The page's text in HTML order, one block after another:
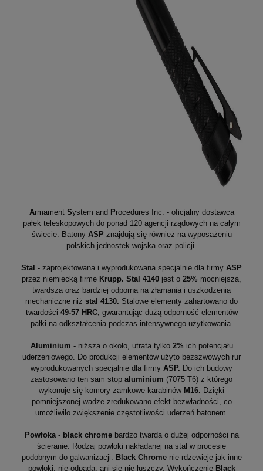
Armament System and Procedures Inc. - oficjalny dostawca
pałek teleskopowych do ponad 120 agencji rządowych na całym
świecie. Batony ASP znajdują się również na wyposażeniu
polskich jednostek wojska oraz policji.
Stal - zaprojektowana i wyprodukowana specjalnie dla firmy ASP
przez niemiecką firmę Krupp. Stal 4140 jest o 25% mocniejsza,
twardsza oraz bardziej odporna na złamania i uszkodzenia
mechaniczne niż stal 4130. Stalowe elementy zahartowano do
twardości 49-57 HRC, gwarantując dużą odporność elementów
pałki na odkształcenia podczas intensywnego użytkowania.
Aluminium - niższa o około, utrata tylko 2% ich potencjału
uderzeniowego. Do produkcji elementów użyto bezszwowych rur
wyprodukowanych specjalnie dla firmy ASP. Do ich budowy
zastosowano ten sam stop aluminium (7075 T6) z którego
wykonuje się komory zamkowe karabinów M16. Dzięki
pomniejszonej wadze zredukowano efekt bezwładności, co
umożliwiło zwiększenie częstotliwości uderzeń batonem.
Powłoka- black chromebardzo twarda o dużej odporności na
ścieranie. Rodzaj powłoki nakładanej na stal w procesie
podobnym do galwanizacji.
Black Chromenie rdzewieje jak inne
powłoki, nie odpada, ani się nie łuszczy. Wykończenie Black